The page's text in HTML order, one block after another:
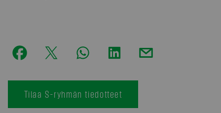
Tilaa S-ryhmän tiedotteet